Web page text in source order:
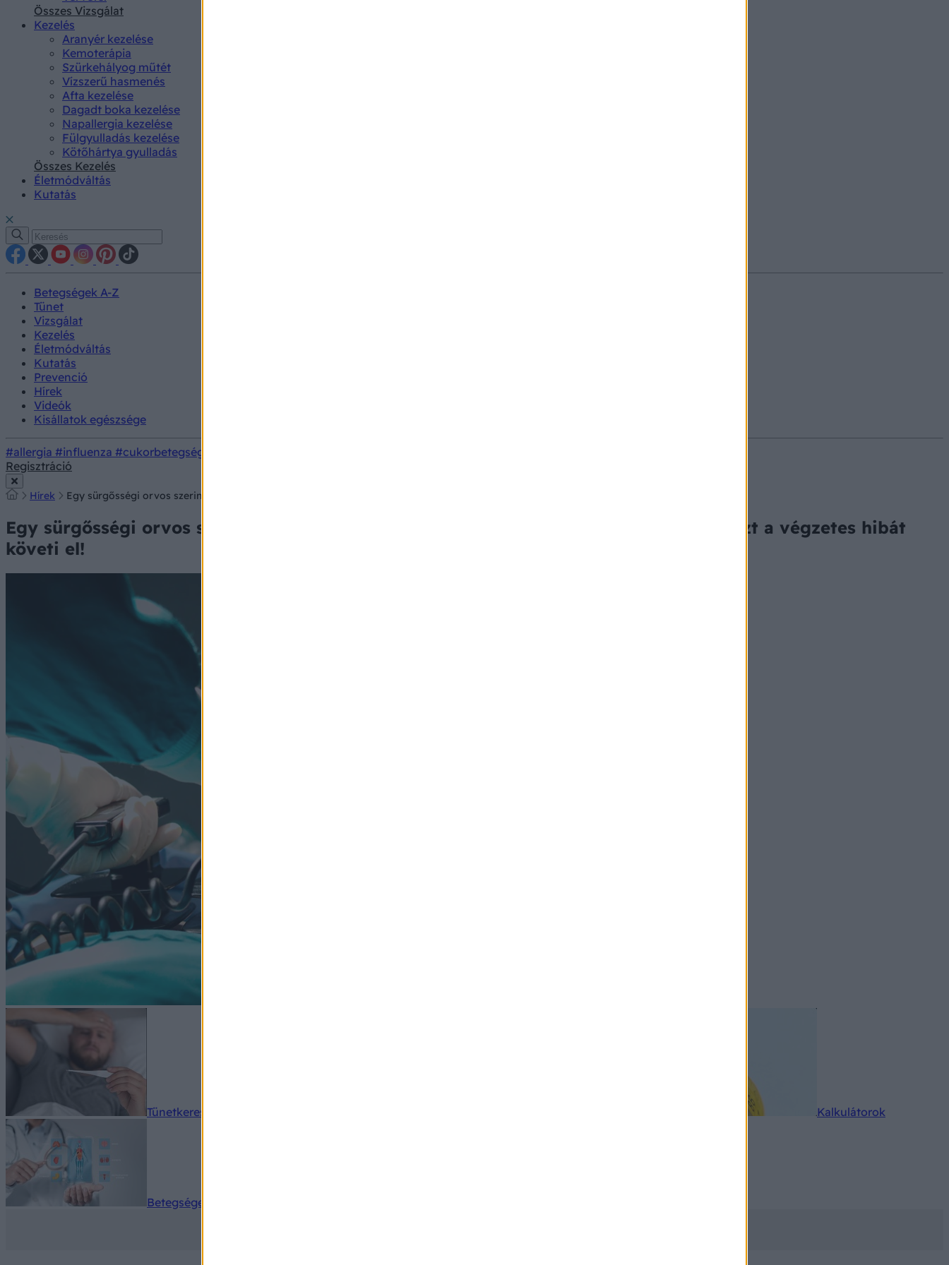
Összes Vizsgálat
Kezelés
Aranyér kezelése
Kemoterápia
Szürkehályog műtét
Vízszerű hasmenés
Afta kezelése
Dagadt boka kezelése
Napallergia kezelése
Fülgyulladás kezelése
Kötőhártya gyulladás
Összes Kezelés
Életmódváltás
Kutatás
Betegségek A-Z
Tünet
Vizsgálat
Kezelés
Életmódváltás
Kutatás
Prevenció
Hírek
Videók
Kisállatok egészsége
#allergia #influenza #cukorbetegség
Regisztráció
Hírek Egy sürgősségi orvos szerint mindenki, akinek szívrohama vagy sztrókja lett, ugyanazt a végzetes hibát követi el!
Egy sürgősségi orvos szerint mindenki, akinek szívrohama vagy sztrókja lett, ugyanazt a végzetes hibát
követi el!
Tünetkereső Kalkulátorok
Betegségek A-Z